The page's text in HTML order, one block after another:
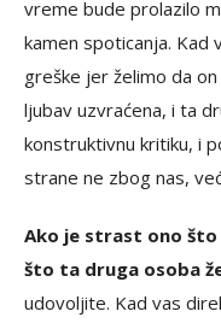
vreme bude prolazilo
kamen spoticanja. Kad
greške jer želimo da
ljubav uzvraćena, i ta
konstruktivnu kritiku, i
strane ne zbog nas,
Ako je strast ono
što ta druga osoba
udovoljite. Kad vas